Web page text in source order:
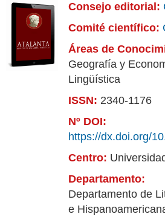
Consejo editorial:
Comité científico:
Áreas de
Geografía y
Lingüística
ISSN: 2340-1176
Nº DOI:
https://dx.doi.org/
Centro:
Departamento:
Departamento de
e